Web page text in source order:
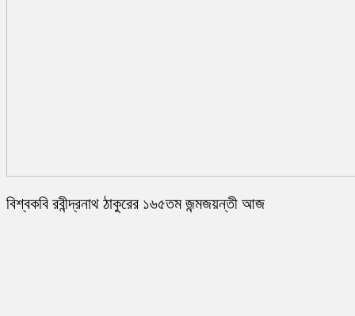
বিশ্বকবি রবীন্দ্রনাথ ঠাকুরের ১৬৫তম জন্মজয়ন্তী আজ